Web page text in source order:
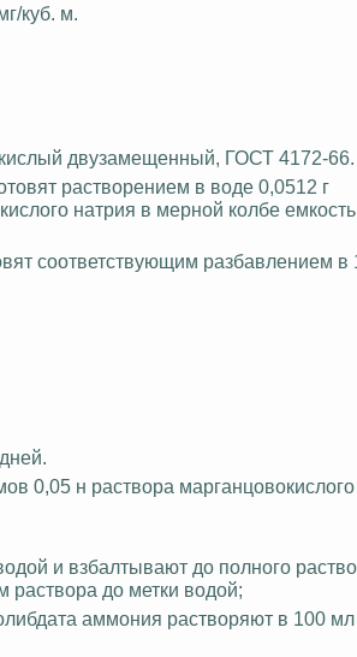
куб. м.
двузамещенный , ГОСТ 4172-66.
растворением в воде 0,0512 г
натрия в мерной колбе
соответствующим разбавлением в
0,05 н раствора марганцовокислого
и взбалтывают до полного
раствора до метки водой;
аммония растворяют в 100 мл